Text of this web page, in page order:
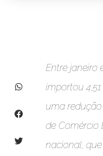
Entre janeiro
importou
uma redução
de Comércio
nacional, que